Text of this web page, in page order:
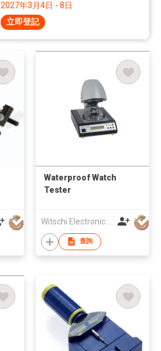
2027年3月4日 - 8日
立即登記
Waterproof Watch
Tester
查詢